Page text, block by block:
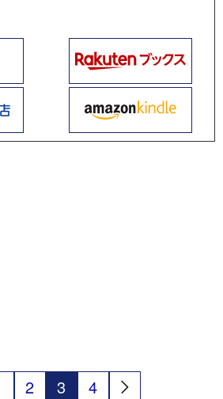
2 3 4